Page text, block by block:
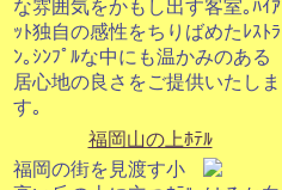
な雰囲気をかもし出す客室｡ﾊｲｱ
ｯﾄ独自の感性をちりばめたﾚｽﾄﾗ
ﾝ｡ｼﾝﾌﾟﾙな中にも温かみのある
居心地の良さをご提供いたしま
す｡
福岡山の上ﾎﾃﾙ
福岡の街を見渡す小